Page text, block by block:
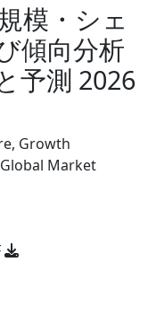
模・シェ
傾向分析
予測 2026
Growth
Market